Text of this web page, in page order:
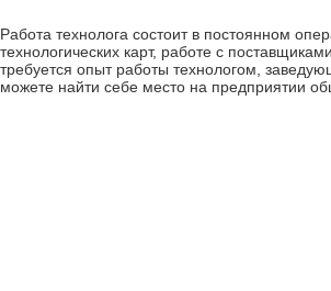
Работа технолога состоит в постоянном
технологических карт, работе с
требуется опыт работы технологом,
можете найти себе место на предприятии